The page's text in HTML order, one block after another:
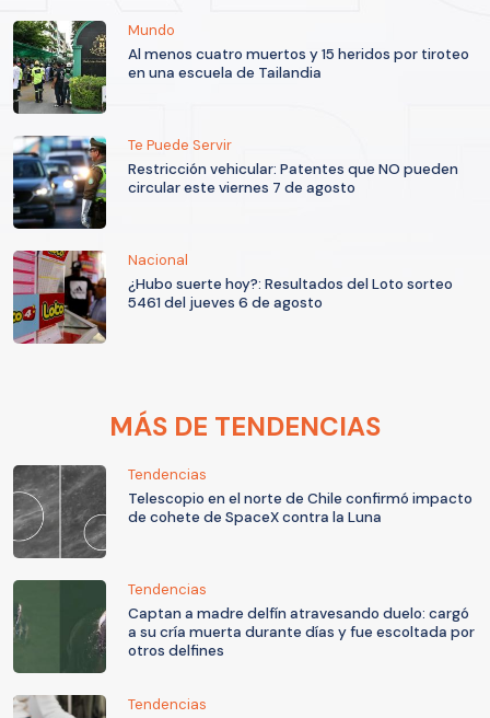
Mundo
Al menos cuatro muertos y 15 heridos por tiroteo
en una escuela de Tailandia
Te Puede Servir
Restricción vehicular: Patentes que NO pueden
circular este viernes 7 de agosto
Nacional
¿Hubo suerte hoy?: Resultados del Loto sorteo
5461 del jueves 6 de agosto
MÁS DE TENDENCIAS
Tendencias
Telescopio en el norte de Chile confirmó impacto
de cohete de SpaceX contra la Luna
Tendencias
Captan a madre delfín atravesando duelo: cargó
a su cría muerta durante días y fue escoltada por
otros delfines
Tendencias